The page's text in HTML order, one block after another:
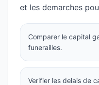
et les demarches
Comparer le capital
funerailles.
Verifier les delais de